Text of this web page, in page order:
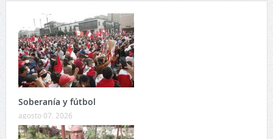
Soberanía y fútbol
agosto 07, 2026